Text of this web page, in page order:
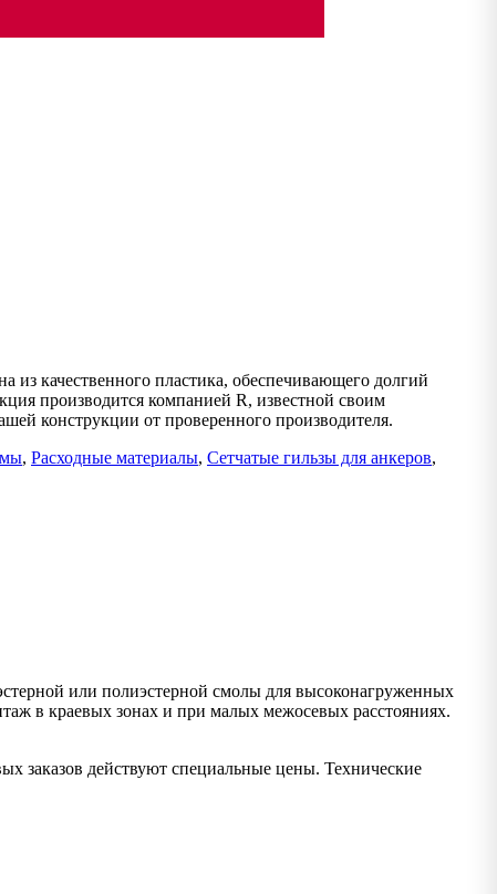
из качественного пластика, обеспечивающего долгий
производится компанией R, известной своим
конструкции от проверенного производителя.
, Расходные материалы, Сетчатые гильзы для анкеров,
или полиэстерной смолы для высоконагруженных
в краевых зонах и при малых межосевых расстояниях.
заказов действуют специальные цены. Технические